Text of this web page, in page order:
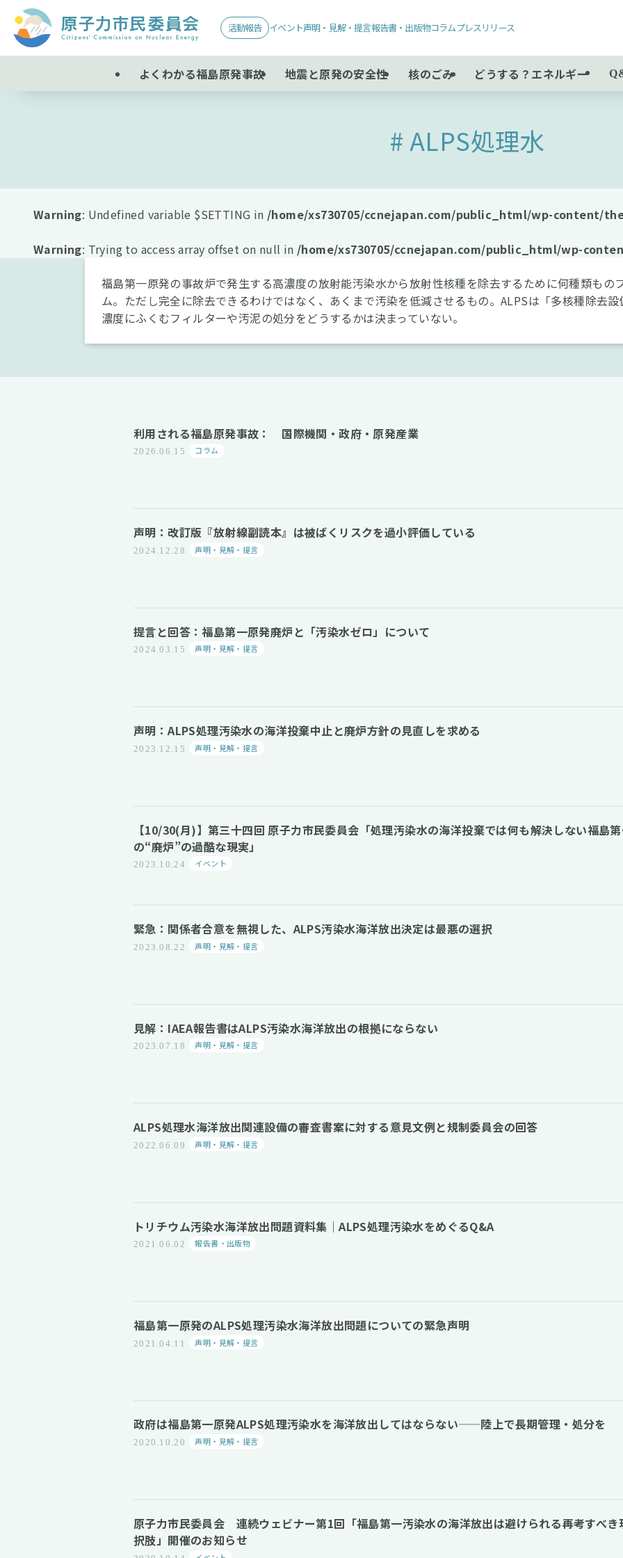
活動報告 イベント声明・見解・提言報告書・出版物コラムプレスリリース
よくわかる福島原発事故 地震と原発の安全性 核のごみ どうする？エネルギー
ALPS処理水
Warning: Undefined variable $SETTING in /home/xs730705/ccnejapan.com/public_html/wp-content/
Warning: Trying to access array offset on null in /home/xs730705/ccnejapan.com/public_html/wp-
福島第一原発の事故炉で発生する高濃度の放射能汚染水から放射性核種を除去するために何種類もの
ム。ただし完全に除去できるわけではなく、あくまで汚染を低減させるもの。ALPSは「多核種除去
濃度にふくむフィルターや汚泥の処分をどうするかは決まっていない。
利用される福島原発事故： 国際機関・政府・原発産業
2026.06.15 コラム
声明：改訂版『放射線副読本』は被ばくリスクを過小評価している
2024.12.28 声明・見解・提言
提言と回答：福島第一原発廃炉と「汚染水ゼロ」について
2024.03.15 声明・見解・提言
声明：ALPS処理汚染水の海洋投棄中止と廃炉方針の見直しを求める
2023.12.15 声明・見解・提言
【10/30(月)】第三十四回 原子力市民委員会「処理汚染水の海洋投棄では何も解決しない福島
の“廃炉”の過酷な現実」
2023.10.24 イベント
緊急：関係者合意を無視した、ALPS汚染水海洋放出決定は最悪の選択
2023.08.22 声明・見解・提言
見解：IAEA報告書はALPS汚染水海洋放出の根拠にならない
2023.07.18 声明・見解・提言
ALPS処理水海洋放出関連設備の審査書案に対する意見文例と規制委員会の回答
2022.06.09 声明・見解・提言
トリチウム汚染水海洋放出問題資料集｜ALPS処理汚染水をめぐるQ&A
2021.06.02 報告書・出版物
福島第一原発のALPS処理汚染水海洋放出問題についての緊急声明
2021.04.11 声明・見解・提言
政府は福島第一原発ALPS処理汚染水を海洋放出してはならない——陸上で長期管理・処分を
2020.10.20 声明・見解・提言
原子力市民委員会 連続ウェビナー第1回「福島第一汚染水の海洋放出は避けられる――再考すべ
択肢」開催のお知らせ